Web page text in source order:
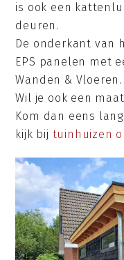
is ook een
deuren.
De onderkant van
EPS panelen met
Wanden & Vloeren.
Wil je ook een
Kom dan eens
kijk bij tuinhuizen